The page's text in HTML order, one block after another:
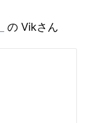
の Vikさん